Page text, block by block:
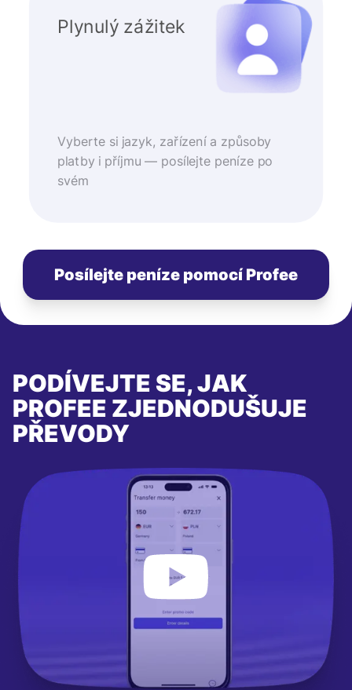
Plynulý zážitek
Vyberte si jazyk, zařízení a způsoby
platby i příjmu — posílejte peníze po
svém
Posílejte peníze pomocí Profee
PODÍVEJTE SE, JAK
PROFEE ZJEDNODUŠUJE
PŘEVODY